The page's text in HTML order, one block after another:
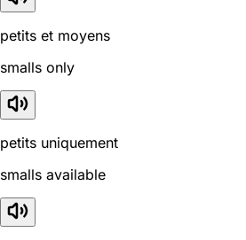
petits et moyens
smalls only
petits uniquement
smalls available